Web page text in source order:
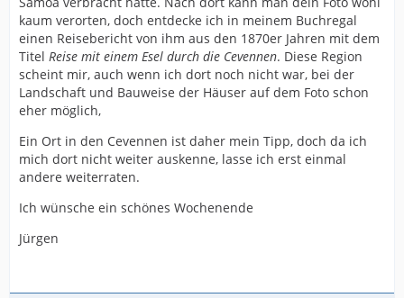
kaum verorten, doch entdecke ich in meinem Buchregal
einen Reisebericht von ihm aus den 1870er Jahren mit dem
Titel Reise mit einem Esel durch die Cevennen. Diese Region
scheint mir, auch wenn ich dort noch nicht war, bei der
Landschaft und Bauweise der Häuser auf dem Foto schon
eher möglich,
Ein Ort in den Cevennen ist daher mein Tipp, doch da ich
mich dort nicht weiter auskenne, lasse ich erst einmal
andere weiterraten.
Ich wünsche ein schönes Wochenende
Jürgen